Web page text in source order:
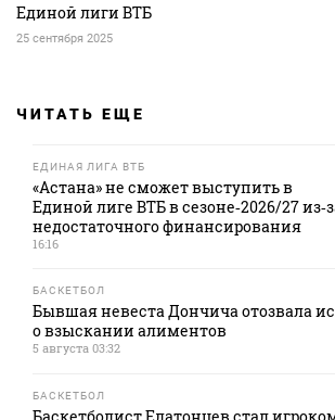
Единой лиги ВТБ
25 сентября 2025
ЧИТАТЬ ЕЩЕ
ЕДИНАЯ ЛИГА ВТБ
«Астана» не сможет выступить в
Единой лиге ВТБ в сезоне‑2026/27
недостаточного финансирования
16:16
БАСКЕТБОЛ
Бывшая невеста Дончича отозвала
о взыскании алиментов
5 августа 03:32
БАСКЕТБОЛ